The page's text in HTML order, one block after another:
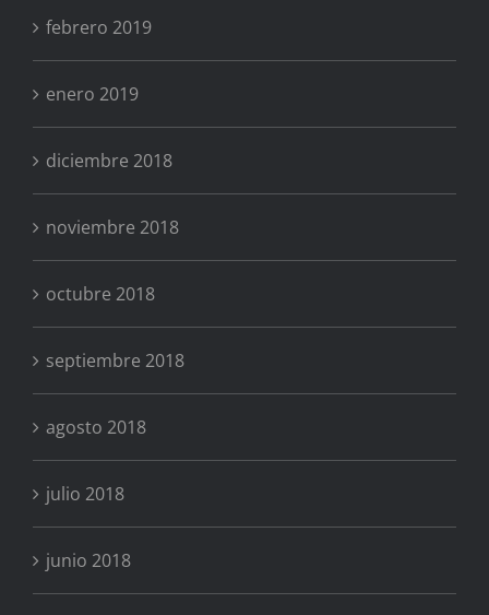
febrero 2019
enero 2019
diciembre 2018
noviembre 2018
octubre 2018
septiembre 2018
agosto 2018
julio 2018
junio 2018